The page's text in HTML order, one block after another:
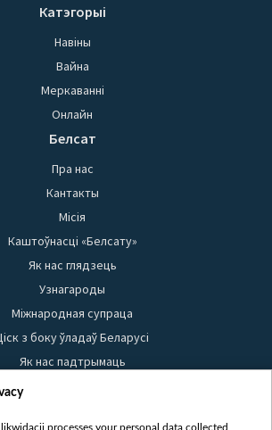
Катэгорыі
Навіны
Вайна
Меркаванні
Онлайн
Белсат
Пра нас
Кантакты
Місія
Каштоўнасці «Белсату»
Як нас глядзець
Узнагароды
Міжнародная супраца
з боку ўладаў Беларусі
Як нас падтрымаць
выкарыстання матэрыялаў
processes your personal data collected